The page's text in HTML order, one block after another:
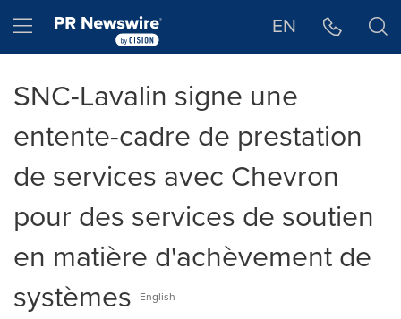
Hamburger menu EN
SNC-Lavalin signe une
entente-cadre de prestation
de services avec Chevron
pour des services de soutien
en matière d'achèvement de
systèmes
English